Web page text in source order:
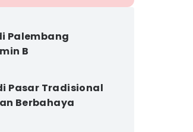
Palembang
B
Pasar Tradisional
Berbahaya